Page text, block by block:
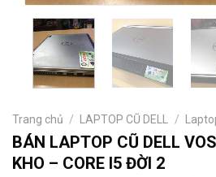
Trang chủ / LAPTOP CŨ DELL /
BÁN LAPTOP CŨ DELL
KHO – CORE I5 ĐỜI 2